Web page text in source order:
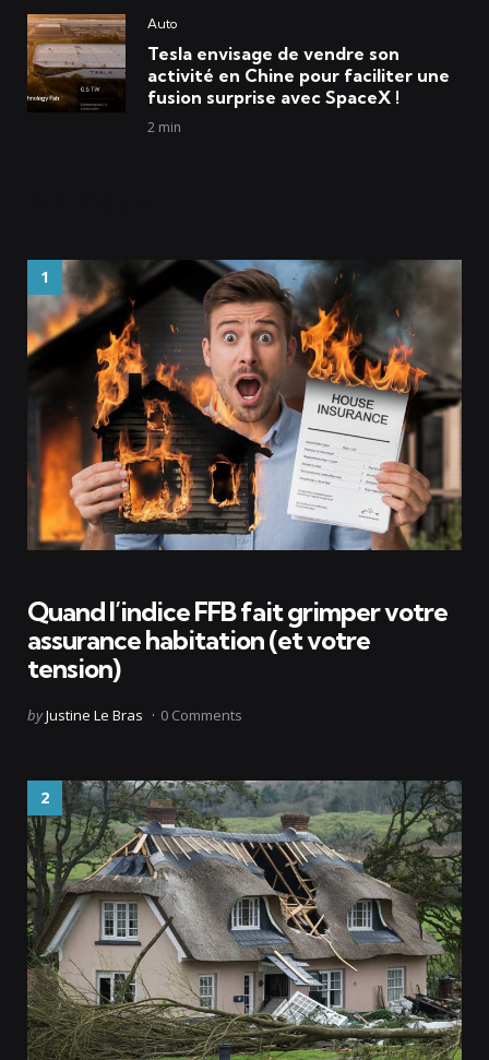
Auto
Tesla envisage de vendre son
activité en Chine pour faciliter une
fusion surprise avec SpaceX !
2 min
1
Quand l’indice FFB fait grimper votre
assurance habitation (et votre
tension)
Posted
byJustine Le Bras 0 Comments
2